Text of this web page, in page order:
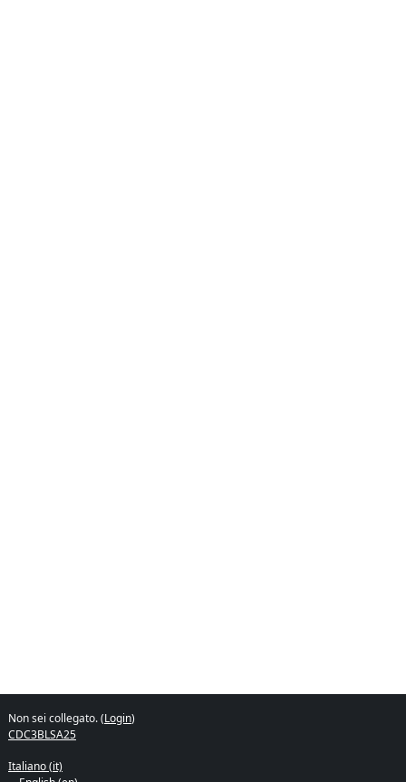
Non sei collegato. (Login)
CDC3BLSA25
Italiano ‎(it)‎